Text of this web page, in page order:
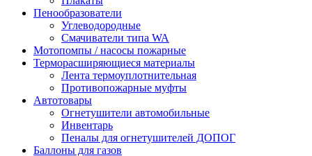
Пенообразователи
Углеводородные
Смачиватели типа WA
Мотопомпы / насосы пожарные
Терморасширяющиеся материалы
Лента термоуплотнительная
Противопожарные муфты
Автотовары
Огнетушители автомобильные
Инвентарь
Пеналы для огнетушителей ДОПОГ
Баллоны для газов